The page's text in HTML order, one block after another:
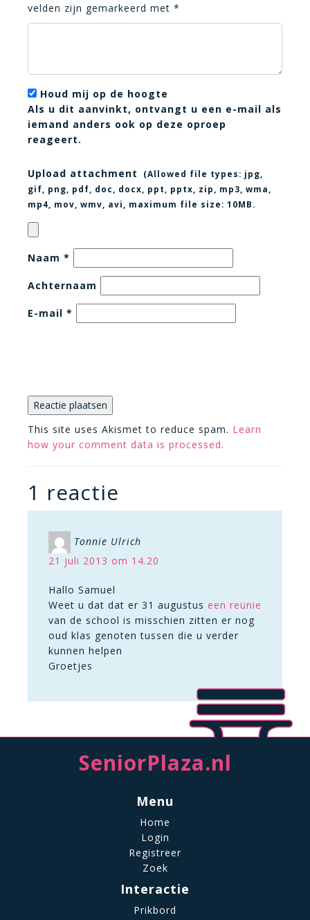
velden zijn gemarkeerd met *
Houd mij op de hoogte
Als u dit aanvinkt, ontvangt u een e-mail als
iemand anders ook op deze oproep
reageert.
Upload attachment (Allowed file types: jpg,
gif, png, pdf, doc, docx, ppt, pptx, zip, mp3, wma,
mp4, mov, wmv, avi
, maximum file size: 10MB.
Naam *
Achternaam
E-mail *
This site uses Akismet to reduce spam. Learn
how your comment data is processed.
1 reactie
Tonnie Ulrich
21 juli 2013 om 14.20
Hallo Samuel
Weet u dat dat er 31 augustus een reünie
van de school is misschien zitten er nog
oud klas genoten tussen die u verder
kunnen helpen
Groetjes
SeniorPlaza.nl
Menu
Home
Login
Registreer
Zoek
Interactie
Prikbord